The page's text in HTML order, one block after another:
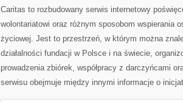
Caritas to rozbudowany serwis internetowy
wolontariatowi oraz różnym sposobom wspierania
życiowej. Jest to przestrzeń, w którym można
działalności fundacji w Polsce i na świecie,
prowadzenia zbiórek, współpracy z darczyńcami
serwisu obejmuje między innymi informacje o